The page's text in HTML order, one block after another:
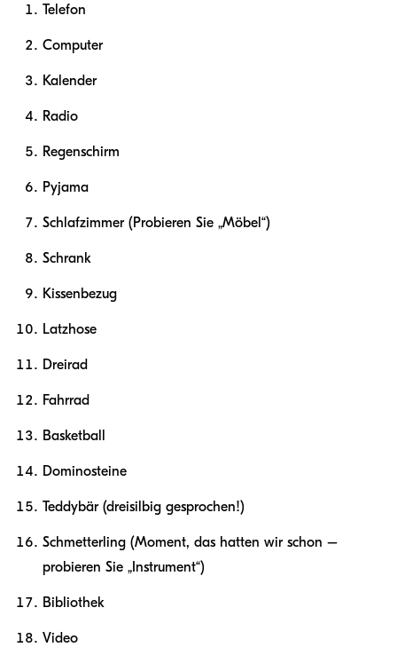
Telefon
Computer
Kalender
Radio
Regenschirm
Pyjama
Schlafzimmer (Probieren Sie „Möbel“)
Schrank
Kissenbezug
Latzhose
Dreirad
Fahrrad
Basketball
Dominosteine
Teddybär (dreisilbig gesprochen!)
Schmetterling (Moment, das hatten wir schon –
probieren Sie „Instrument“)
Bibliothek
Video